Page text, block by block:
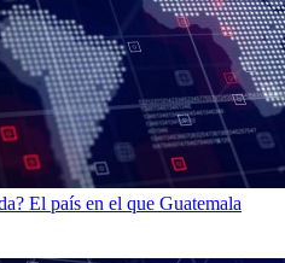
El país en el que Guatemala